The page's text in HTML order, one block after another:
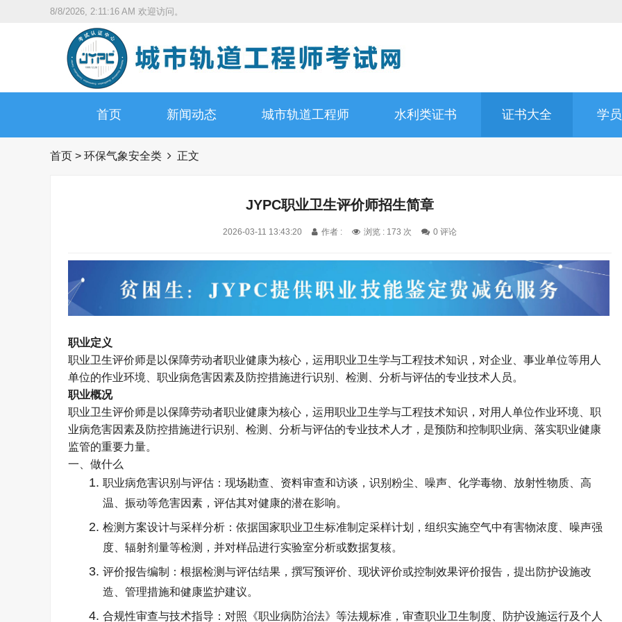
8/8/2026, 2:11:17 AM 欢迎访问。
首页 新闻动态 城市轨道工程师 水利类证书 证书大全 学
首页 > 环保气象安全类 正文
JYPC职业卫生评价师招生简章
2026-03-11 13:43:20 作者 : 浏览 : 173 次 0 评论
职业定义
职业卫生评价师是 以保障劳动者职业健康为核心，运用职业卫生学与工程技术知识，对企业、事业单位等用人
单位的作业环境、职业病危害因素及防控措施进行识别、检测、分析与评估的专业技术人员。
职业概况
职业卫生评价师是 以保障劳动者职业健康为核心，运用职业卫生学与工程技术知识，对用人单位作业环境、职
业病危害因素及防控措施进行识别、检测、分析与评估的专业技术人才 ，是预防和控制职业病、落实职业健康
监管的重要力量。
一、做什么​
职业病危害识别与评估：现场勘查、资料审查和访谈，识别粉尘、噪声、化学毒物、放射性物质、高
温、振动等危害因素，评估其对健康的潜在影响。
检测方案设计与采样分析：依据国家职业卫生标准制定采样计划，组织实施空气中有害物浓度、噪声强
度、辐射剂量等检测，并对样品进行实验室分析或数据复核。
评价报告编制：根据检测与评估结果，撰写预评价、现状评价或控制效果评价报告，提出防护设施改
造、管理措施和健康监护建议。
合规性审查与技术指导：对照《职业病防治法》等法规标准，审查职业卫生制度、防护设施运行及个人